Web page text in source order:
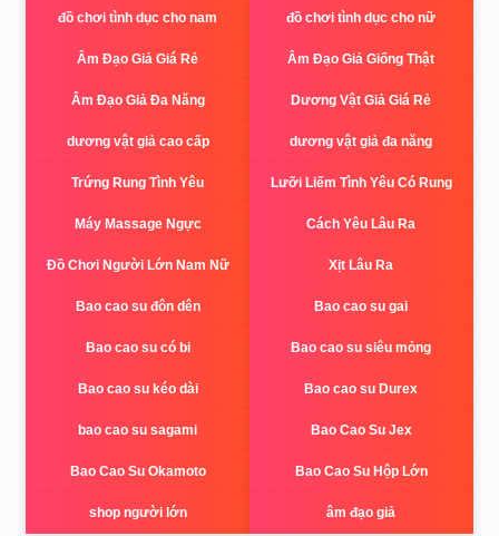
đồ chơi tình dục cho nam đồ chơi tình dục cho nữ
Âm Đạo Giả Giá Rẻ Âm Đạo Giả Giống Thật
Âm Đạo Giả Đa Năng Dương Vật Giả Giá Rẻ
dương vật giả cao cấp dương vật giả đa năng
Trứng Rung Tình Yêu Lưỡi Liếm Tình Yêu Có Rung
Máy Massage Ngực Cách Yêu Lâu Ra
Đồ Chơi Người Lớn Nam Nữ Xịt Lâu Ra
Bao cao su đôn dên Bao cao su gai
Bao cao su có bi Bao cao su siêu mỏng
Bao cao su kéo dài Bao cao su Durex
bao cao su sagami Bao Cao Su Jex
Bao Cao Su Okamoto Bao Cao Su Hộp Lớn
shop người lớn âm đạo giả